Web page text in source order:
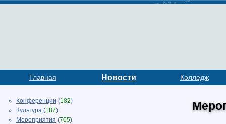
Главная Новости Колледж
Конференции (182)
Культура (187)
Мероприятия (705)